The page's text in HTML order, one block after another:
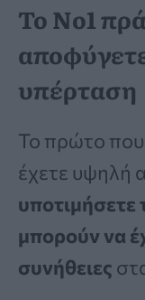
Το Νο1
υπέρταση
Το πρώτο που
έχετε υψηλή
υποτιμήσετε
μπορούν να
συνήθειες